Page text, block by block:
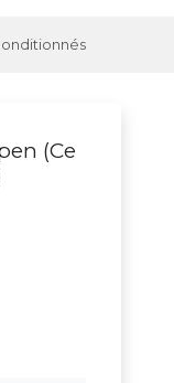
(Ce